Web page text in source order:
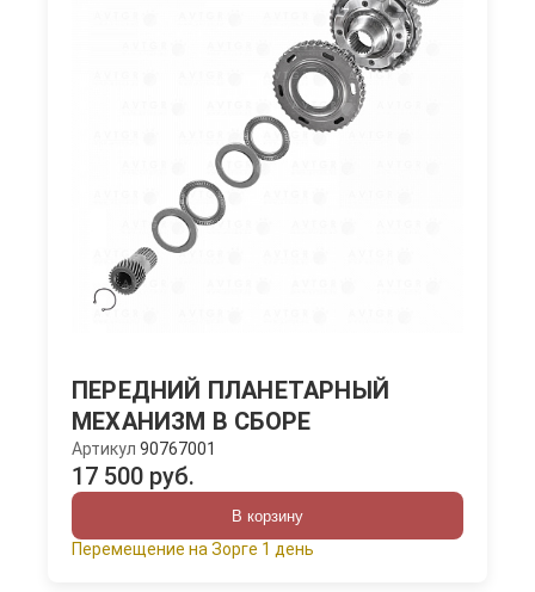
ПЕРЕДНИЙ ПЛАНЕТАРНЫЙ
МЕХАНИЗМ В СБОРЕ
Артикул 90767001
17 500 руб.
В корзину
Перемещение на Зорге 1 день